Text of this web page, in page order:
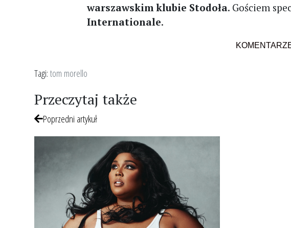
warszawskim klubie Stodoła. Gościem
Internationale.
Tagi:tom morello
Przeczytaj także
Poprzedni artykuł